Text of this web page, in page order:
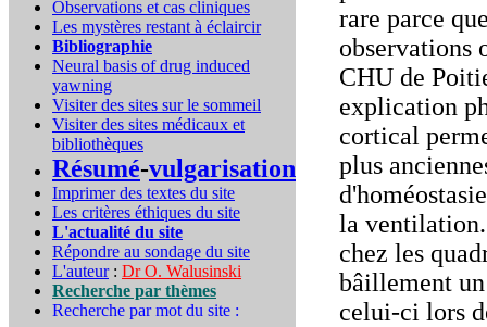
Observations et cas cliniques
Les mystères restant à éclaircir
Bibliographie
Neural basis of drug induced
yawning
Visiter des sites sur le sommeil
Visiter des sites médicaux et
bibliothèques
Résumé-vulgarisation
Imprimer des textes du site
Les critères éthiques du site
L'actualité du site
Répondre au sondage du site
L'auteur: Dr O. Walusinski
Recherche par thèmes
Recherche par mot du site :
rare parce
observations
CHU de
explication
cortical
plus
la
chez les
bâillement
celui-ci lors